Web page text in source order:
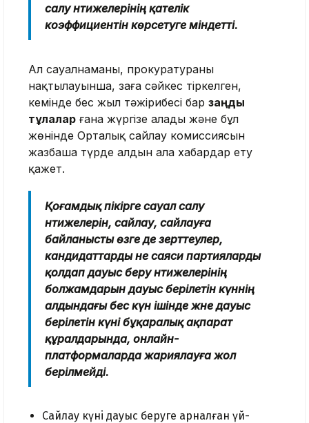
салу нәтижелерінің қателiк
коэффициентiн көрсетуге мiндеттi.
Ал сауалнаманы, прокуратураның
нақтылауынша, заңға сәйкес тіркелген,
кемінде бес жыл тәжірибесі бар заңды
тұлғалар ғана жүргізе алады және бұл
жөнінде Орталық сайлау комиссиясын
жазбаша түрде алдын ала хабардар ету
қажет.
Қоғамдық пікірге сауал салу
нәтижелерiн, сайлау, сайлауға
байланысты өзге де зерттеулер,
кандидаттарды не саяси партияларды
қолдап дауыс беру нәтижелерiнiң
болжамдарын дауыс берiлетін күннің
алдындағы бес күн ішінде және дауыс
берiлетiн күні бұқаралық ақпарат
құралдарында, онлайн-
платформаларда жариялауға жол
берілмейдi.
Сайлау күнi дауыс беруге арналған үй-